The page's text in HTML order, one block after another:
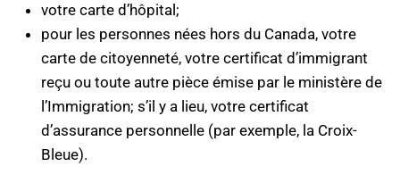
votre carte d’hôpital;
pour les personnes nées hors du Canada, votre
carte de citoyenneté, votre certificat d’immigrant
reçu ou toute autre pièce émise par le ministère de
l’Immigration; s’il y a lieu, votre certificat
d’assurance personnelle (par exemple, la Croix-
Bleue).